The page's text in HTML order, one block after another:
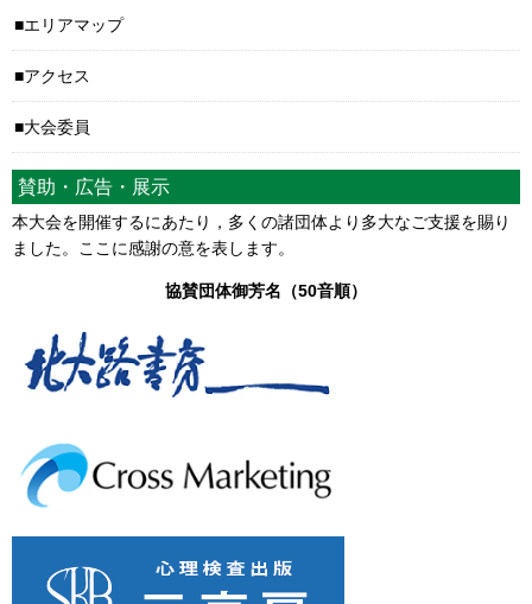
エリアマップ
アクセス
大会委員
賛助・広告・展示
本大会を開催するにあたり，多くの諸団体より多大なご支援を賜り
ました。ここに感謝の意を表します。
協賛団体御芳名（50音順）